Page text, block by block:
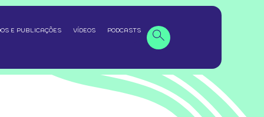
E PUBLICAÇÕES VÍDEOS PODCASTS